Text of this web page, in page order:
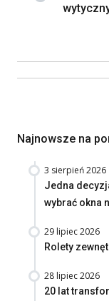
Najnowsze na
3 sierpień 2026
Jedna
wybrać okna
29 lipiec 2026
Rolety
28 lipiec 2026
20 lat